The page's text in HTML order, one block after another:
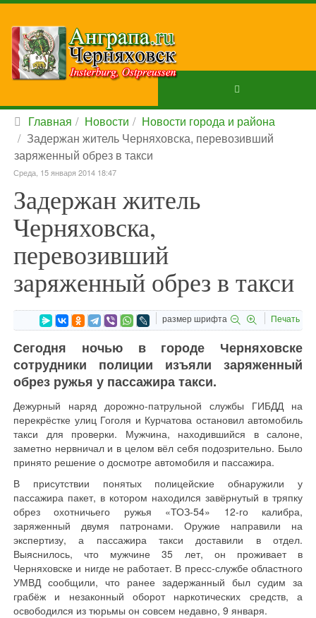
Главная Новости
Новости города и района
Задержан житель Черняховска, перевозивший
заряженный обрез в такси
Среда, 15 января 2014 18:47
Задержан житель
Черняховска,
перевозивший
заряженный обрез в такси
размер шрифта Печать
Сегодня ночью в городе Черняховске
сотрудники полиции изъяли заряженный
обрез ружья у пассажира такси.
Дежурный наряд дорожно-патрульной службы ГИБДД на
перекрёстке улиц Гоголя и Курчатова остановил автомобиль
такси для проверки. Мужчина, находившийся в салоне,
заметно нервничал и в целом вёл себя подозрительно. Было
принято решение о досмотре автомобиля и пассажира.
В присутствии понятых полицейские обнаружили у
пассажира пакет, в котором находился завёрнутый в тряпку
обрез охотничьего ружья «ТОЗ-54» 12-го калибра,
заряженный двумя патронами. Оружие направили на
экспертизу, а пассажира такси доставили в отдел.
Выяснилось, что мужчине 35 лет, он проживает в
Черняховске и нигде не работает. В пресс-службе областного
УМВД сообщили, что ранее задержанный был судим за
грабёж и незаконный оборот наркотических средств, а
освободился из тюрьмы он совсем недавно, 9 января.